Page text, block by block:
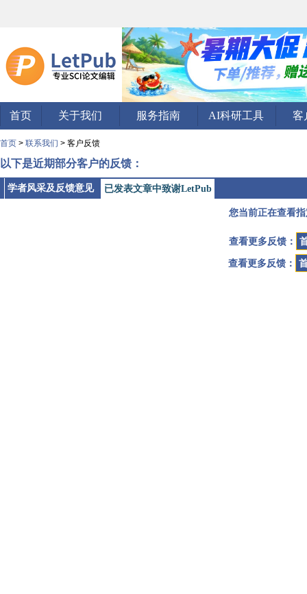
首页 关于我们 服务指南 AI科研工具 客
首页 > 联系我们 > 客户反馈
以下是近期部分客户的反馈：
学者风采及反馈意见 已发表文章中致谢LetPub
您当前正在查看
查看更多反馈：
查看更多反馈：